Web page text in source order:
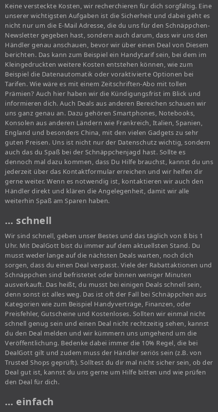
Keine versteckte Kosten, wir recherchieren für dich sorgfältig. Eine
unserer wichtigsten Aufgaben ist die Sicherheit und dabei geht es
nicht nur um die E-Mail Adresse, die du uns für den Schnäppchen-
Newsletter gegeben hast, sondern auch darum, dass wir uns den
Händler genau anschauen, bevor wir über einen Deal von Diesem
berichten. Das kann zum Beispiel ein Handytarif sein, bei dem im
Kleingedruckten weitere Kosten entstehen können, wie zum
Beispiel die Datenautomatik oder voraktivierte Optionen bei
Tarifen. Wie wäre es mit einem Zeitschriften-Abo mit tollen
Prämien? Auch hier haben wir die Kündigungsfrist im Blick und
informieren dich. Auch Deals aus anderen Bereichen schauen wir
uns ganz genau an. Dazu gehören Smartphones, Notebooks,
Konsolen aus anderen Ländern wie Frankreich, Italien, Spanien,
England und besonders China, mit den vielen Gadgets zu sehr
guten Preisen. Uns ist nicht nur der Datenschutz wichtig, sondern
auch das du Spaß bei der Schnäppchenjagd hast. Sollte es
dennoch mal dazu kommen, dass Du Hilfe brauchst, kannst du uns
jederzeit über das Kontaktformular erreichen und wir helfen dir
gerne weiter. Wenn es notwendig ist, kontaktieren wir auch den
Händler direkt und klären die Angelegenheit, damit wir alle
weiterhin Spaß am Sparen haben.
… schnell
Wir sind schnell, geben unser Bestes und das täglich von 8 bis 1
Uhr. Mit DealGott bist du immer auf dem aktuellsten Stand. Du
musst weder lange auf die nächsten Deals warten, noch dich
sorgen, dass du einen Deal verpasst. Viele der Rabattaktionen und
Schnäppchen sind befristetet oder binnen weniger Minuten
ausverkauft. Das heißt, du musst bei einigen Deals schnell sein,
denn sonst ist alles weg. Das ist oft der Fall bei Schnäppchen aus
Kategorien wie zum Beispiel Handyverträge, Finanzen, oder
Preisfehler, Gutscheine und Kostenloses. Sollten wir einmal nicht
schnell genug sein und einen Deal nicht rechtzeitig sehen, kannst
du den Deal melden und wir kümmern uns umgehend um die
Veröffentlichung. Bedenke dabei immer die 10% Regel, die bei
DealGott gilt und zudem muss der Händler seriös sein (z.B. von
Trusted Shops geprüft). Solltest du dir mal nicht sicher sein, ob der
Deal gut ist, kannst du uns gerne um Hilfe bitten und wie prüfen
den Deal für dich.
… einfach